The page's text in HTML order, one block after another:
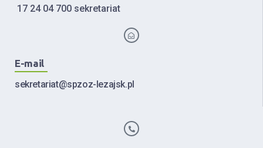
17 24 04 700 sekretariat
E-mail
sekretariat@spzoz-lezajsk.pl